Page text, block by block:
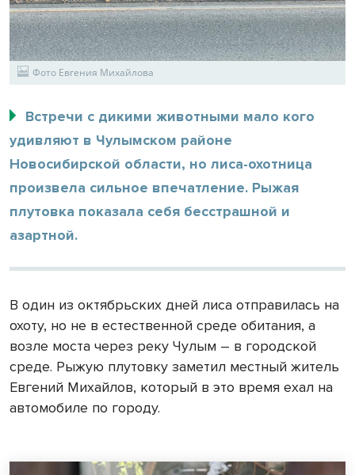
Фото Евгения Михайлова
Встречи с дикими животными мало кого
удивляют в Чулымском районе
Новосибирской области, но лиса-охотница
произвела сильное впечатление. Рыжая
плутовка показала себя бесстрашной и
азартной.
В один из октябрьских дней лиса отправилась на
охоту, но не в естественной среде обитания, а
возле моста через реку Чулым – в городской
среде. Рыжую плутовку заметил местный житель
Евгений Михайлов, который в это время ехал на
автомобиле по городу.